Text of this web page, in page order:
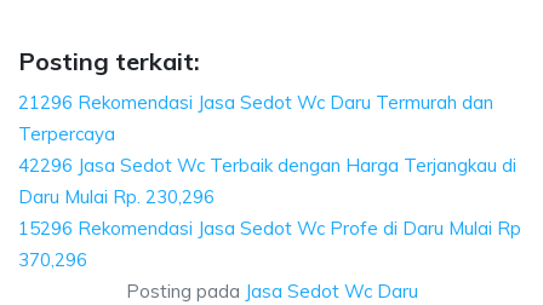
Posting terkait:
21296 Rekomendasi Jasa Sedot Wc Daru Termurah dan
Terpercaya
42296 Jasa Sedot Wc Terbaik dengan Harga Terjangkau di
Daru Mulai Rp. 230,296
15296 Rekomendasi Jasa Sedot Wc Profe di Daru Mulai Rp
370,296
Posting pada Jasa Sedot Wc Daru